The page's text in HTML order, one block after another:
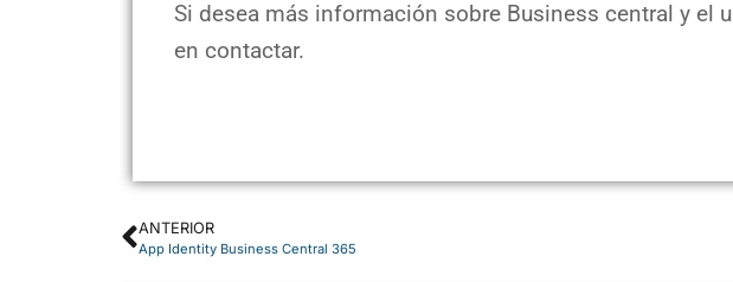
Si desea más información sobre Business central y el
en contactar.
ANTERIOR
App Identity Business Central 365